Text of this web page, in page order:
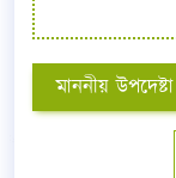
মাননীয় উপদেষ্টা